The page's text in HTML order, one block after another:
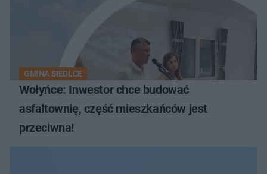
GMINA SIEDLCE
Wołyńce: Inwestor chce budować
asfaltownię, część mieszkańców jest
przeciwna!